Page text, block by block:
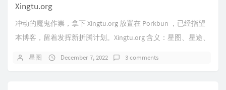
Xingtu.org
冲动的魔鬼作祟，拿下 Xingtu.org 放置在 Porkbun ，已经指望
本博客，留着发挥新折腾计划。Xingtu.org 含义：星图、星途、
星图 December 7, 2022 3 comments